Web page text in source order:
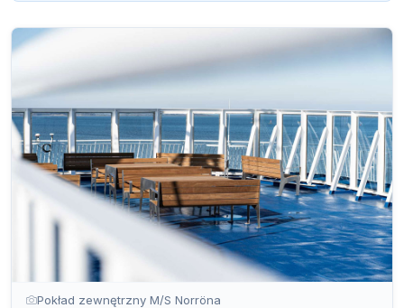
Pokład zewnętrzny M/S Norröna